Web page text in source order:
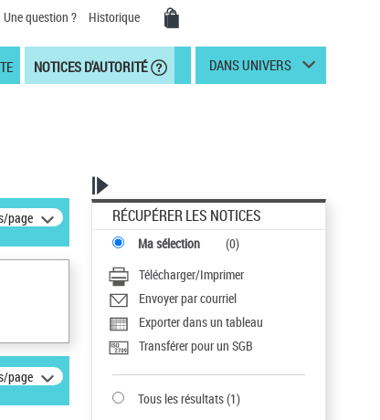
Une question ? Historique
NOTICES D'AUTORITÉ DANS UNIVERS
page
page
RÉCUPÉRER LES NOTICES
Ma sélection (0)
Télécharger/Imprimer
Envoyer par courriel
Exporter dans un tableau
Transférer pour un SGB
Tous les résultats(1)